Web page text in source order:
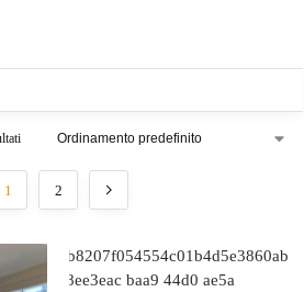
1 2